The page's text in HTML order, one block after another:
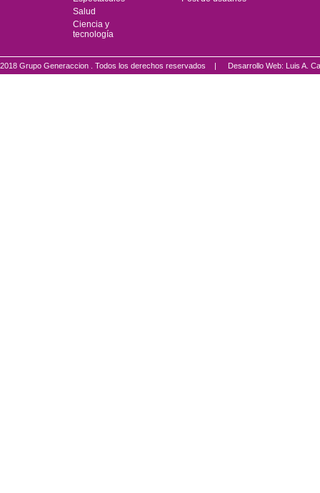
Salud
Ciencia y
tecnología
2018 Grupo Generaccion . Todos los derechos reservados | Desarrollo Web: Luis